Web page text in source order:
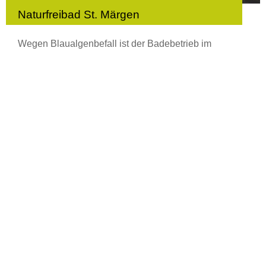
Naturfreibad St. Märgen
Wegen Blaualgenbefall ist der Badebetrieb im